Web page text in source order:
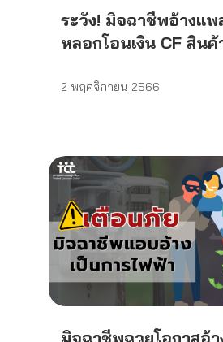
ระวัง! มิจฉาชีพอ้างแ
หลอกโอนเงิน CF สินค้
2 พฤศจิกายน 2566
มิจฉาชีพฉวยโอกาสอ้า